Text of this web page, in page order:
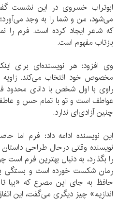
ابوتراب خسروی در این نشست
می‌شود، من و شما را به وجد
که شاعر ایجاد کرده است. فرم را
بازتاب مفهوم است.
وی افزود: هر نویسنده‌ای برای
مخصوص خود انتخاب می‌کند. زاویه
راوی با اول شخص با دانای محدود
عواطف است و تو با تمام حس و
چنین آزادی‌ای ندارد.
این نویسنده ادامه داد: فرم اما
نویسنده وقتی درحال طراحی داستان
را بگذارد، به دنبال بهترین فرم است
رمان شکست خورده است و بستگی
حافظ به جای این مصرع که «بیا
اندازیم» چیز دیگری می‌گفت، این